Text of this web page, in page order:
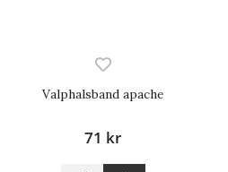
Valphalsband apache
71 kr